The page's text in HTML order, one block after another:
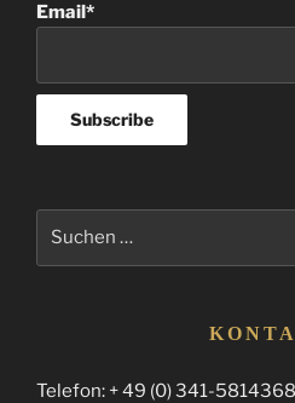
Email*
Telefon: + 49 (0) 341-